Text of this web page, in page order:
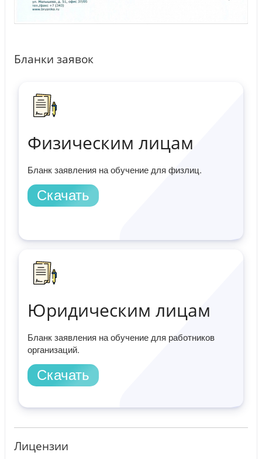
Бланки заявок
Физическим лицам
Бланк заявления на обучение для физлиц.
Скачать
Юридическим лицам
Бланк заявления на обучение для работников
организаций.
Скачать
Лицензии